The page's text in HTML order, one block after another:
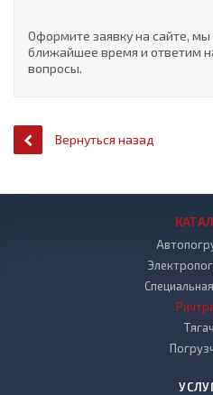
Оформите заявку на сайте,
ближайшее время и ответим
вопросы.
Вернуться назад